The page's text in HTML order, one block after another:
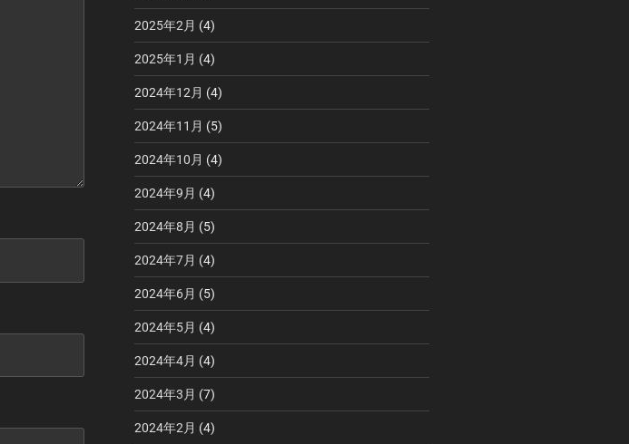
2025年2月 (4)
2025年1月 (4)
2024年12月 (4)
2024年11月 (5)
2024年10月 (4)
2024年9月 (4)
2024年8月 (5)
2024年7月 (4)
2024年6月 (5)
2024年5月 (4)
2024年4月 (4)
2024年3月 (7)
2024年2月 (4)